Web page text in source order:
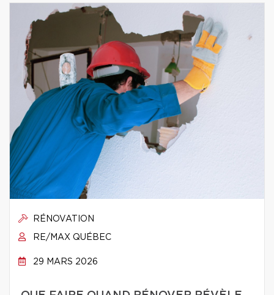
RÉNOVATION
RE/MAX QUÉBEC
29 MARS 2026